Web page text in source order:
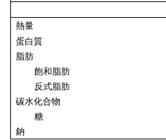
熱量
蛋白質
脂肪
飽和脂肪
反式脂肪
碳水化合物
糖
鈉